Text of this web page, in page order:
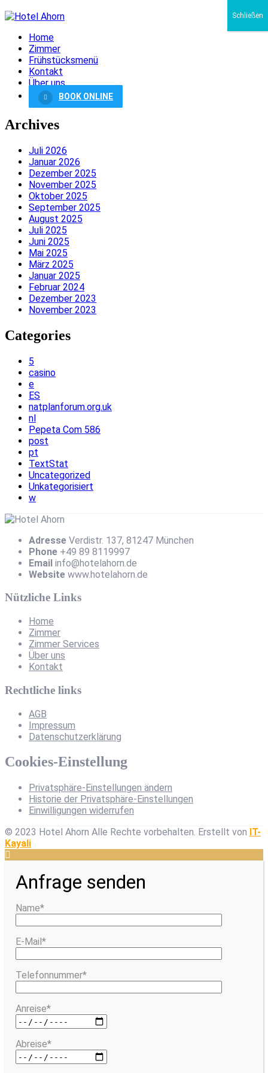
Home
Zimmer
Frühstücksmenü
Kontakt
Über uns
BOOK ONLINE
Archives
Juli 2026
Januar 2026
Dezember 2025
November 2025
Oktober 2025
September 2025
August 2025
Juli 2025
Juni 2025
Mai 2025
März 2025
Januar 2025
Februar 2024
Dezember 2023
November 2023
Categories
5
casino
e
ES
natplanforum.org.uk
nl
Pepeta Com 586
post
pt
TextStat
Uncategorized
Unkategorisiert
w
Adresse Verdistr. 137, 81247 München
Phone +49 89 8119997
Email info@hotelahorn.de
Website www.hotelahorn.de
Nützliche Links
Home
Zimmer
Zimmer Services
Über uns
Kontakt
Rechtliche links
AGB
Impressum
Datenschutzerklärung
Cookies-Einstellung
Privatsphäre-Einstellungen ändern
Historie der Privatsphäre-Einstellungen
Einwilligungen widerrufen
© 2023 Hotel Ahorn Alle Rechte vorbehalten. Erstellt von IT-
Kayali
Anfrage senden
Name*
E-Mail*
Telefonnummer*
Anreise*
Abreise*
Schließen